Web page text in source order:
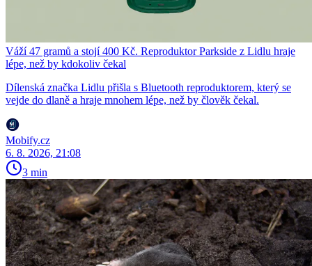
Váží 47 gramů a stojí 400 Kč. Reproduktor Parkside z Lidlu hraje
lépe, než by kdokoliv čekal
Dílenská značka Lidlu přišla s Bluetooth reproduktorem, který se
vejde do dlaně a hraje mnohem lépe, než by člověk čekal.
Mobify.cz
6. 8. 2026, 21:08
3 min